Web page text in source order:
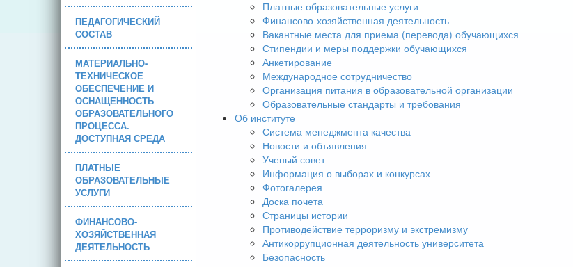
ПЕДАГОГИЧЕСКИЙ
СОСТАВ
МАТЕРИАЛЬНО-
ТЕХНИЧЕСКОЕ
ОБЕСПЕЧЕНИЕ И
ОСНАЩЕННОСТЬ
ОБРАЗОВАТЕЛЬНОГО
ПРОЦЕССА.
ДОСТУПНАЯ СРЕДА
ПЛАТНЫЕ
ОБРАЗОВАТЕЛЬНЫЕ
УСЛУГИ
ФИНАНСОВО-
ХОЗЯЙСТВЕННАЯ
ДЕЯТЕЛЬНОСТЬ
Платные образовательные услуги
Финансово-хозяйственная деятельность
Вакантные места для приема (перевода) обучающихся
Стипендии и меры поддержки обучающихся
Анкетирование
Международное сотрудничество
Организация питания в образовательной организации
Образовательные стандарты и требования
Об институте
Система менеджмента качества
Новости и объявления
Ученый совет
Информация о выборах и конкурсах
Фотогалерея
Доска почета
Страницы истории
Противодействие терроризму и экстремизму
Антикоррупционная деятельность университета
Безопасность